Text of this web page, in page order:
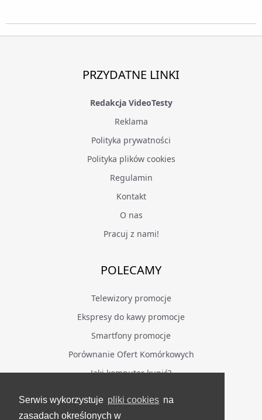
Serwis wykorzystuje pliki cookies na
zasadach określonych w
PRZYDATNE LINKI
Redakcja VideoTesty
Reklama
Polityka prywatności
Polityka plików cookies
Regulamin
Kontakt
O nas
Pracuj z nami!
POLECAMY
Telewizory promocje
Ekspresy do kawy promocje
Smartfony promocje
Porównanie Ofert Komórkowych
Jaki komputer kupić?
BĄDŹ NA BIEŻĄCO